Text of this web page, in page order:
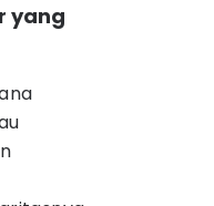
yang